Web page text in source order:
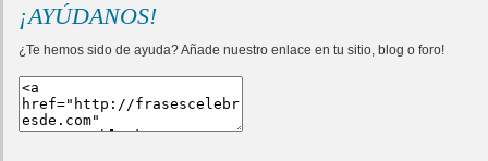
¡AYÚDANOS!
¿Te hemos sido de ayuda? Añade nuestro enlace en tu sitio, blog o foro!